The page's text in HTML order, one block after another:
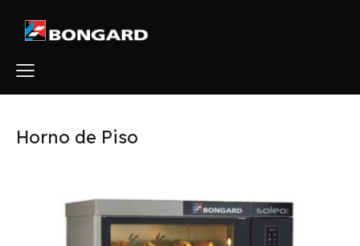
Horno de Piso